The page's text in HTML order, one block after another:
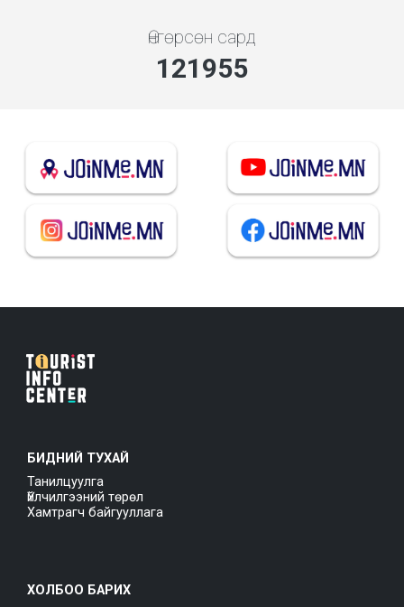
Өнгөрсөн сард
126645
БИДНИЙ ТУХАЙ
Танилцуулга
Үйлчилгээний төрөл
Хамтрагч байгууллага
ХОЛБОО БАРИХ